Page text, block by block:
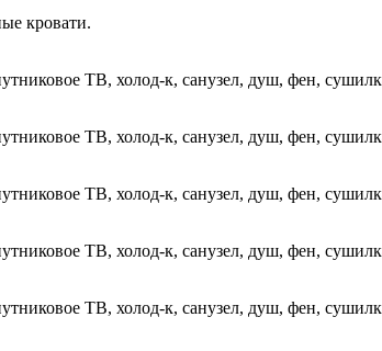
кровати.
ТВ, холод-к, санузел, душ, фен,
ТВ, холод-к, санузел, душ, фен,
ТВ, холод-к, санузел, душ, фен,
ТВ, холод-к, санузел, душ, фен,
ТВ, холод-к, санузел, душ, фен,